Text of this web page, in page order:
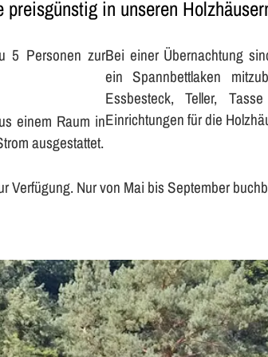
preisgünstig in unseren
5 Personen zur
einem Raum in
ausgestattet.
Bei einer Übernachtung
ein Spannbettlaken
Essbesteck, Teller,
Einrichtungen für die
Verfügung. Nur von Mai bis September